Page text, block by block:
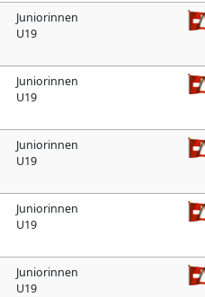
Juniorinnen
U19
Juniorinnen
U19
Juniorinnen
U19
Juniorinnen
U19
Juniorinnen
U19